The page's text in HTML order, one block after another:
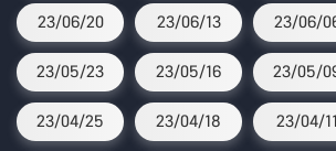
23/06/20 23/06/13 23/06/
23/05/23 23/05/16 23/05/
23/04/25 23/04/18 23/04/11